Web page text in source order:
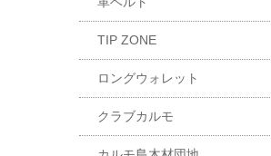
TIP ZONE
ロングウォレット
クラブカルモ